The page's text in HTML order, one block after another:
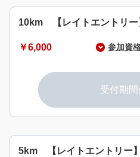
10km 【レイトエントリー
￥6,000 参加資
参加種目の達成が可能な健康な
※18歳未満は保護者の同意が必要
受付期
5km 【レイトエントリー】